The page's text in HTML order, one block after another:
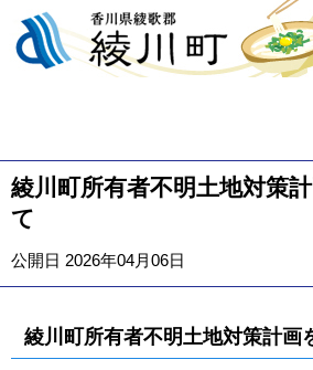
綾川町所有者不明土地対策
て
公開日 2026年04月06日
綾川町所有者不明土地対策計画